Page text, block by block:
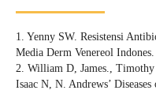
1. Yenny SW. Resistensi
Media Derm Venereol
2. William D, James.,
Isaac N, N. Andrews’